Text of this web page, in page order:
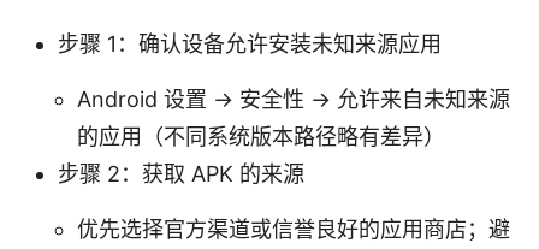
步骤 1：确认设备允许安装未知来源应用
Android 设置 -> 安全性 -> 允许来自未知来源
的应用（不同系统版本路径略有差异）
步骤 2：获取 APK 的来源
优先选择官方渠道或信誉良好的应用商店；避